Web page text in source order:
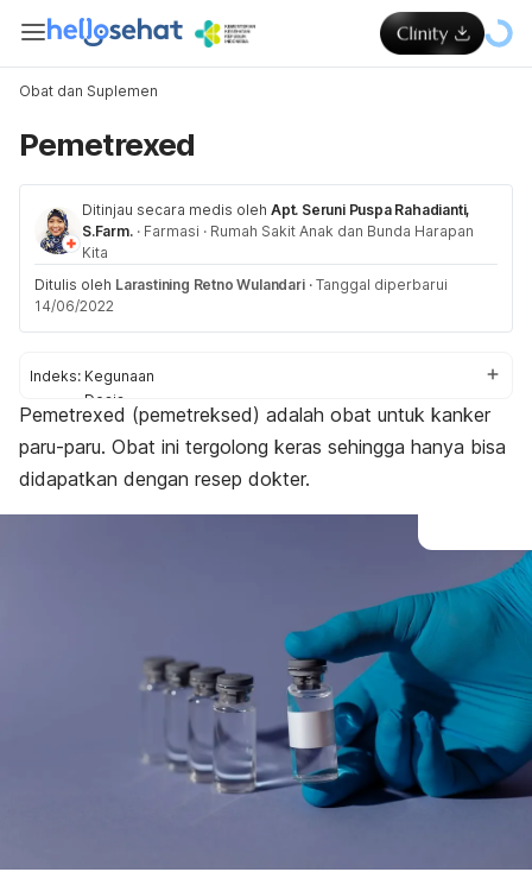
Obat dan Suplemen
Pemetrexed
Ditinjau secara medis oleh Apt. Seruni Puspa Rahadianti,
S.Farm. · Farmasi · Rumah Sakit Anak dan Bunda Harapan
Kita
Ditulis oleh Larastining Retno Wulandari · Tanggal diperbarui
14/06/2022
Indeks: Kegunaan
Dosis
Aturan pakai
Efek samping
Peringatan dan perhatian
Efek pada ibu hamil dan menyusui
Interaksi obat
Pemetrexed (pemetreksed) adalah obat untuk kanker
paru-paru. Obat ini tergolong keras sehingga hanya bisa
didapatkan dengan resep dokter.